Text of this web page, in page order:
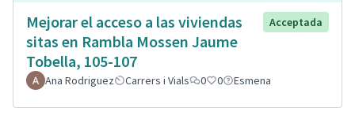
Mejorar el acceso a las viviendas
sitas en Rambla Mossen Jaume
Tobella, 105-107
Acceptada
Ana Rodriguez Carrers i Vials 0 0 Esmena